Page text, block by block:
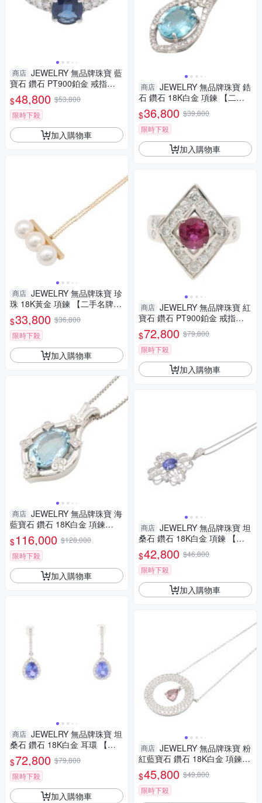
商店 JEWELRY 無品牌珠寶 藍
寶石 鑽石 PT900鉑金 戒指
【二手名牌BRAND OFF】
$48,800 $53,800
限時下殺
加入購物車
商店 JEWELRY 無品牌珠寶 珍
珠 18K黃金 項鍊 【二手名牌B
RAND OFF】
$33,800 $36,800
限時下殺
加入購物車
商店 JEWELRY 無品牌珠寶 海
藍寶石 鑽石 18K白金 項鍊
【二手名牌BRAND OFF】
$116,000 $128,000
限時下殺
加入購物車
商店 JEWELRY 無品牌珠寶 坦
桑石 鑽石 18K白金 耳環 【二
手名牌BRAND OFF】
$72,800 $79,800
限時下殺
加入購物車
商店 JEWELRY 無品牌珠寶 鋯
石 鑽石 18K白金 項鍊 【二手
名牌BRAND OFF】
$36,800 $39,800
限時下殺
加入購物車
商店 JEWELRY 無品牌珠寶 紅
寶石 鑽石 PT900鉑金 戒指
【二手名牌BRAND OFF】
$72,800 $79,800
限時下殺
加入購物車
商店 JEWELRY 無品牌珠寶 坦
桑石 鑽石 18K白金 項鍊 【二
手名牌BRAND OFF】
$42,800 $46,800
限時下殺
加入購物車
商店 JEWELRY 無品牌珠寶 粉
紅藍寶石 鑽石 18K白金 項鍊
【二手名牌BRAND OFF】
$45,800 $49,800
限時下殺